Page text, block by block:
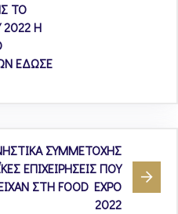
ΤΟ
2022 Η
ΕΔΩΣΕ
ΣΥΜΜΕΤΟΧΗΣ
ΕΠΙΧΕΙΡΗΣΕΙΣ ΠΟΥ
ΣΤΗ FOOD EXPO
2022